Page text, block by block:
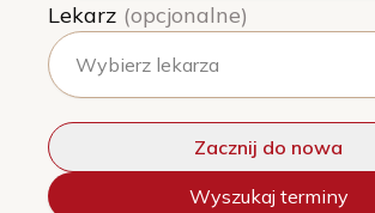
Lekarz (opcjonalne)
Wybierz lekarza
Zacznij do nowa
Wyszukaj terminy